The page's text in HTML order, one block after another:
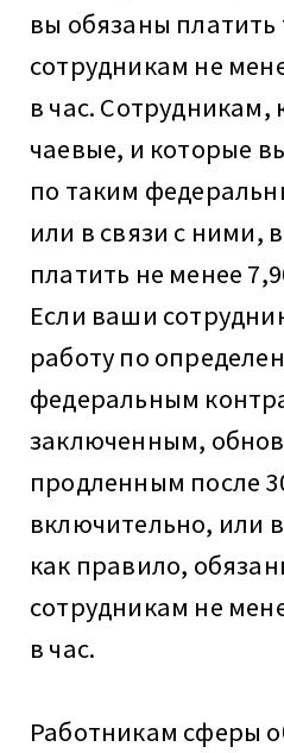
вы обязаны платить
сотрудникам не
в час.
чаевые, и которые
по таким
или в связи с ними,
платить не менее
Если ваши
работу по
федеральным
заключенным,
продленным после
включительно, или
как правило,
сотрудникам не
в час.
Работникам сферы